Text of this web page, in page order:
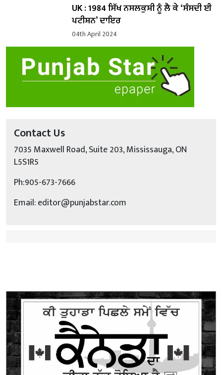
UK : 1984 ਸਿੱਖ ਨਸਲਕੁਸ਼ੀ ਨੂੰ ਲੈ ਕੇ ‘ਸੰਸਦੀ ਈ
ਪਟੀਸ਼ਨ’ ਦਾਇਰ
04th April 2024
Contact Us
7035 Maxwell Road, Suite 203, Mississauga, ON
L5S1R5
Ph:905-673-7666
Email: editor@punjabstar.com